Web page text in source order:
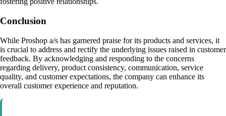
Conclusion
While Proshop a/s has garnered praise for its products and services, it
is crucial to address and rectify the underlying issues raised in customer
feedback. By acknowledging and responding to the concerns
regarding delivery, product consistency, communication, service
quality, and customer expectations, the company can enhance its
overall customer experience and reputation.